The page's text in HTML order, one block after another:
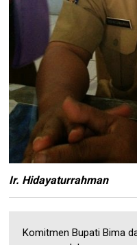
Ir. Hidayaturrahman
Komitmen Bupati Bima